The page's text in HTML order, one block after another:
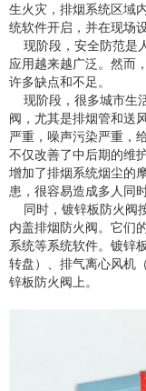
生火灾，排烟系统区域
统软件开启，并在现场
现阶段，安全防范是
应用越来越广泛。然而
许多缺点和不足。
现阶段，很多城市生
阀，尤其是排烟管和送
严重，噪声污染严重，
不仅改善了中后期的维
增加了排烟系统烟尘的
患，很容易造成多人同
同时，镀锌板防火阀
内盖排烟防火阀。它们
系统等系统软件。镀锌
转盘）、排气离心风机
锌板防火阀上。